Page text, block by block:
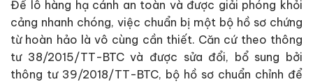
Để lô hàng hạ cánh an toàn và được giải phóng khỏi
cảng nhanh chóng, việc chuẩn bị một bộ hồ sơ chứng
từ hoàn hảo là vô cùng cần thiết. Căn cứ theo thông
tư 38/2015/TT-BTC và được sửa đổi, bổ sung bởi
thông tư 39/2018/TT-BTC, bộ hồ sơ chuẩn chỉnh để